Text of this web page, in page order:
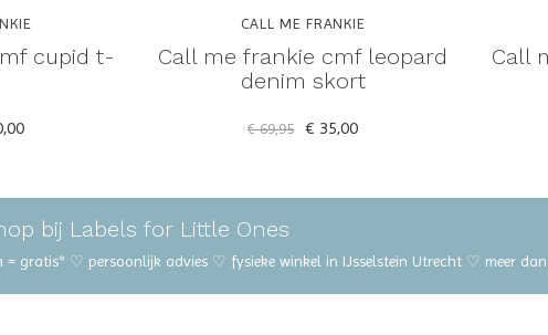
cupid t-
CALL ME FRANKIE
Call me frankie cmf leopard
denim skort
€ 69,95 € 35,00
Call
bij Labels for Little Ones
gratis* ♡ persoonlijk advies ♡ fysieke winkel in IJsselstein Utrecht ♡ meer